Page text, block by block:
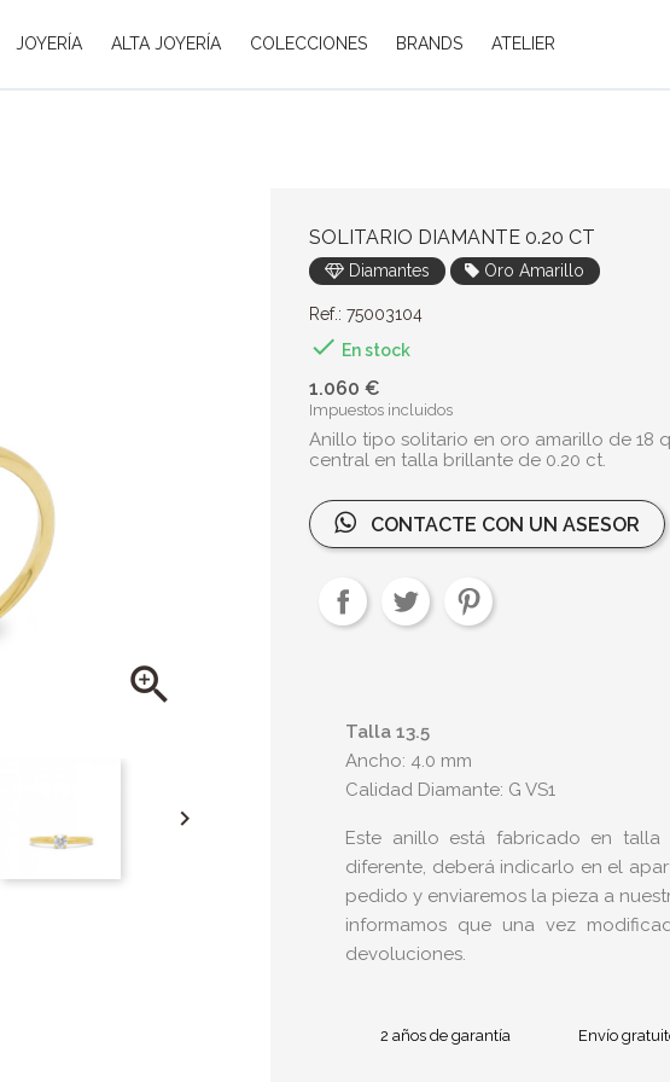
JOYERÍA ALTA JOYERÍA COLECCIONES BRANDS ATELIER


SOLITARIO DIAMANTE 0.20 CT
Diamantes Oro Amarillo
Ref.: 75003104
 En stock
1.060 €
Impuestos incluidos
Anillo tipo solitario en oro amarillo de 18
central en talla brillante de 0.20 ct.
CONTACTE CON UN ASESOR
Talla 13.5
Ancho: 4.0 mm
Calidad Diamante: G VS1
Este anillo está fabricado en talla
diferente, deberá indicarlo en el
pedido y enviaremos la pieza a
informamos que una vez
devoluciones.
2 años de garantía Envío